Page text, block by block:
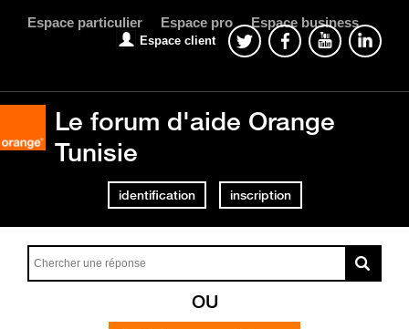
Espace particulier Espace pro Espace business
Espace client
Le forum d'aide Orange
Tunisie
identification inscription
OU